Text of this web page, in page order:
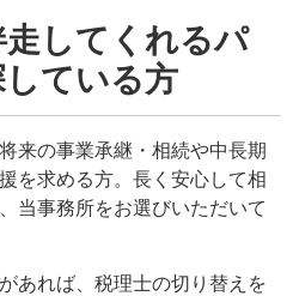
してくれるパ
ている方
来の事業承継・相続や中長期
を求める方。長く安心して相
当事務所をお選びいただいて
あれば、税理士の切り替えを